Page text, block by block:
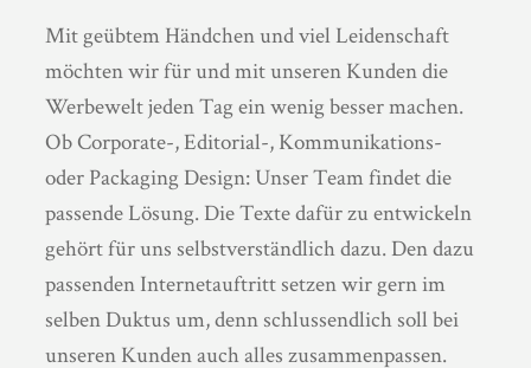
Mit geübtem Händchen und viel Leidenschaft
möchten wir für und mit unseren Kunden die
Werbewelt jeden Tag ein wenig besser machen.
Ob Corporate-, Editorial-, Kommunikations-
oder Packaging Design: Unser Team findet die
passende Lösung. Die Texte dafür zu entwickeln
gehört für uns selbstverständlich dazu. Den dazu
passenden Internetauftritt setzen wir gern im
selben Duktus um, denn schlussendlich soll bei
unseren Kunden auch alles zusammenpassen.